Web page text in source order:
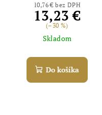
10,76 € bez DPH
13,23 €
(–30 %)
Skladom
Do košíka